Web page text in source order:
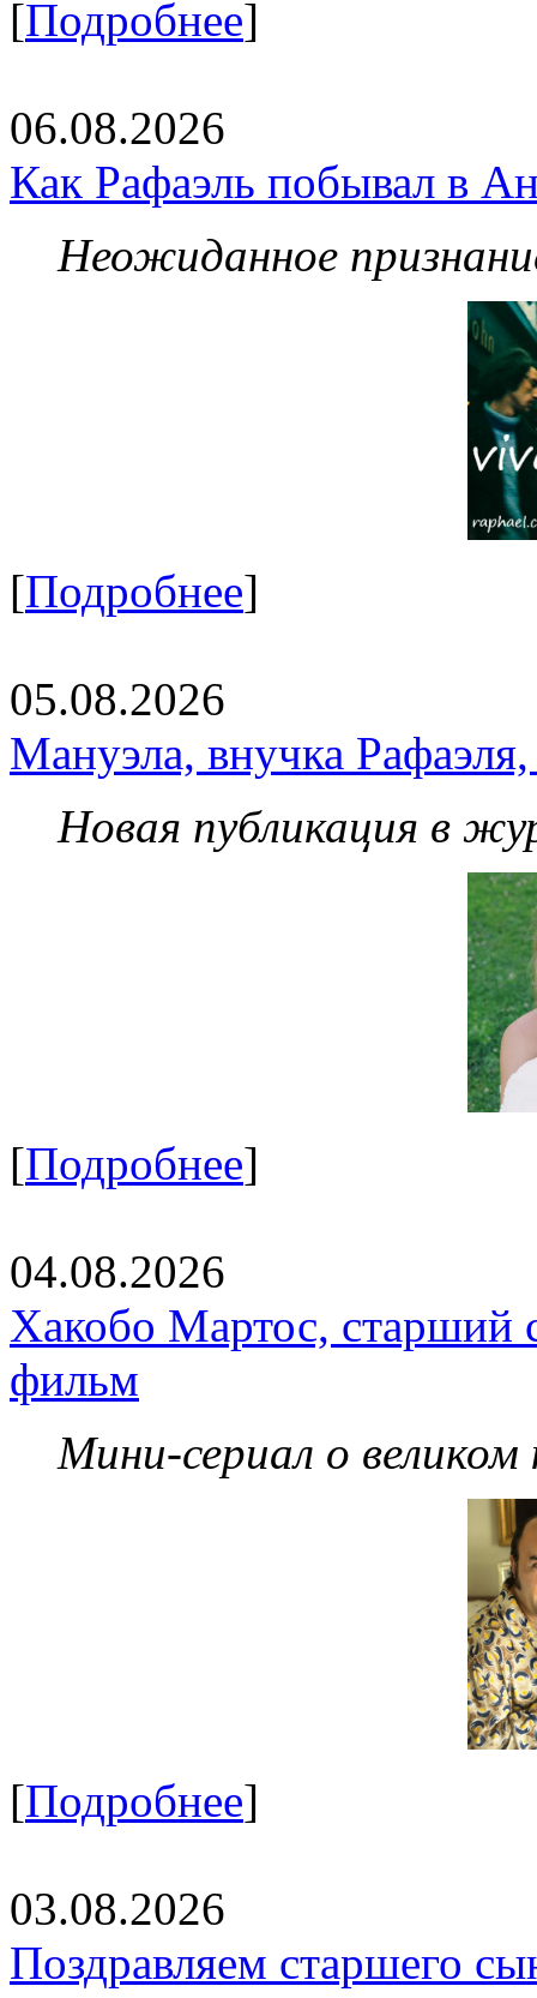
[Подробнее]
06.08.2026
Как Рафаэль побывал в
Неожиданное
[Подробнее]
05.08.2026
Мануэла, внучка
Новая публикация в
[Подробнее]
04.08.2026
Хакобо Мартос, старший
фильм
Мини-сериал о великом
[Подробнее]
03.08.2026
Поздравляем старшего